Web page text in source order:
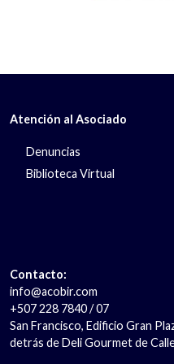
Atención al Asociado
Denuncias
Biblioteca Virtual
Contacto:
info@acobir.com
+507 228 7840 / 07
San Francisco, Edificio Gran
detrás de Deli Gourmet de